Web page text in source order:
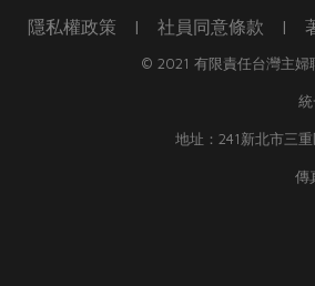
隱私權政策 | 社員同意條款 |
© 2021 有限責任台灣主婦
地址：241新北市三
傳